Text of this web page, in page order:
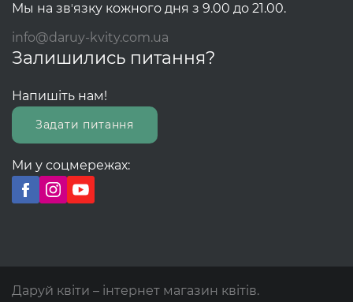
Мы на звʼязку кожного дня з 9.00 до 21.00.
info@daruy-kvity.com.ua
Залишились питання?
Напишіть нам!
Задати питання
Ми у соцмережах:
Даруй квіти – інтернет магазин квітів.